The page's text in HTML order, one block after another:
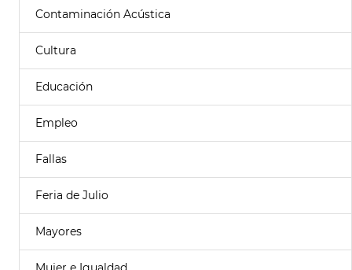
Contaminación Acústica
Cultura
Educación
Empleo
Fallas
Feria de Julio
Mayores